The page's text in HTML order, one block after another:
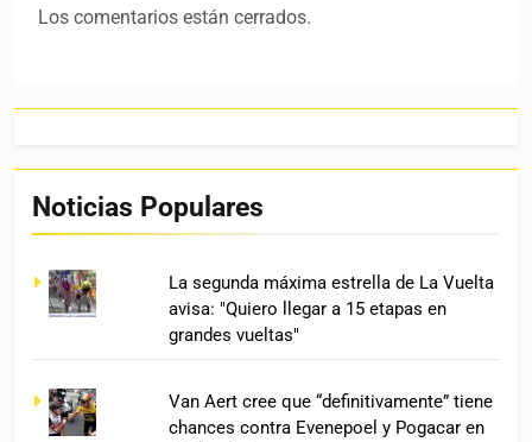
Los comentarios están cerrados.
Noticias Populares
La segunda máxima estrella de La Vuelta
avisa: "Quiero llegar a 15 etapas en
grandes vueltas"
Van Aert cree que “definitivamente” tiene
chances contra Evenepoel y Pogacar en